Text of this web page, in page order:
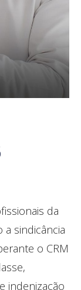
da
sindicância
o CRM
indenização